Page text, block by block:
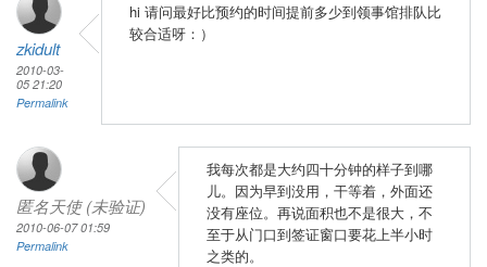
zkidult
2010-03-
05 21:20
Permalink
hi 请问最好比预约的时间提前多少到领事馆排队比
较合适呀：）
匿名天使 (未验证)
2010-06-07 01:59
Permalink
我每次都是大约四十分钟的样子到哪
儿。因为早到没用，干等着，外面还
没有座位。再说面积也不是很大，不
至于从门口到签证窗口要花上半小时
之类的。